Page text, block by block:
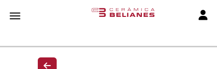
Toggle navigation